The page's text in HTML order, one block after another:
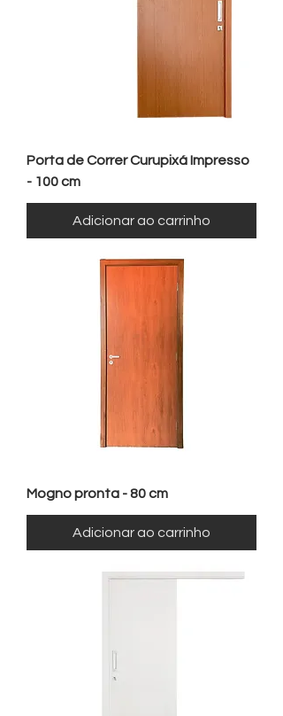
Porta de Correr Curupixá Impresso
- 100 cm
Adicionar ao carrinho
Mogno pronta - 80 cm
Adicionar ao carrinho